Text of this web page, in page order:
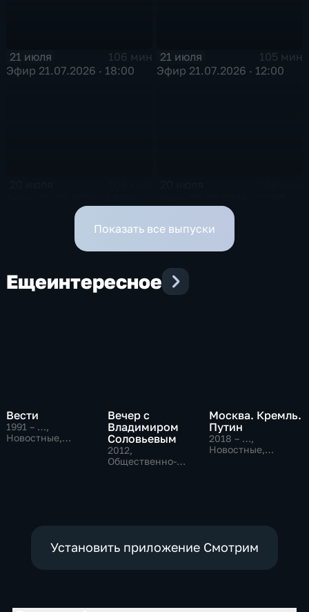
21 июля
106 мин
Эфир 21.07.2026 · 18:00
21 июля
105 мин
Эфир 21.07.2026 · 12:00
Показать все выпуски
Ещеинтересное
Вести
1991 – …,
Новостные,
Вечер с
Владимиром
Соловьевым
2012,
Общественно-
Москва. Кремль.
Путин
2018 – …,
Новостные,
Установить приложение Смотрим